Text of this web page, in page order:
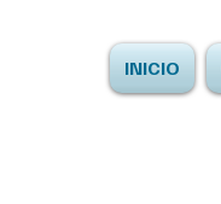
INICIO